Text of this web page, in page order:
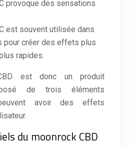
provoque des sensations
est souvent utilisée dans
pour créer des effets plus
rapides.
est donc un produit
de trois éléments
avoir des effets
du moonrock CBD